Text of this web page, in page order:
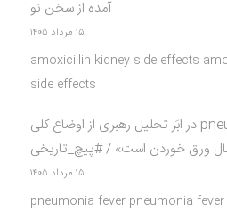
آمده از سخن نو
۱۵ مرداد ۱۴۰۵
amoxicillin kidney side effects
side effects
درابَر تحلیل رهبری از اوضاع کلی
ورق خوردن است» / #پیچ_تاریخی
۱۵ مرداد ۱۴۰۵
pneumonia fever pneumonia fever